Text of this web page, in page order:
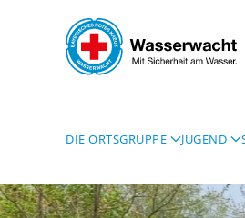
Skip to main content
DIE ORTSGRUPPE JUGEND